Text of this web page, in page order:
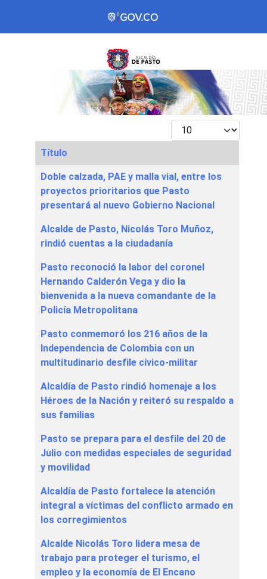
Mostrar #
Articles
Título
Doble calzada, PAE y malla vial, entre los
proyectos prioritarios que Pasto
presentará al nuevo Gobierno Nacional
Alcalde de Pasto, Nicolás Toro Muñoz,
rindió cuentas a la ciudadanía
Pasto reconoció la labor del coronel
Hernando Calderón Vega y dio la
bienvenida a la nueva comandante de la
Policía Metropolitana
Pasto conmemoró los 216 años de la
Independencia de Colombia con un
multitudinario desfile cívico-militar
Alcaldía de Pasto rindió homenaje a los
Héroes de la Nación y reiteró su respaldo a
sus familias
Pasto se prepara para el desfile del 20 de
Julio con medidas especiales de seguridad
y movilidad
Alcaldía de Pasto fortalece la atención
integral a víctimas del conflicto armado en
los corregimientos
Alcalde Nicolás Toro lidera mesa de
trabajo para proteger el turismo, el
empleo y la economía de El Encano